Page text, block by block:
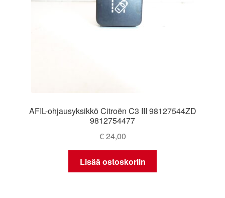
AFIL-ohjausyksikkö Citroën C3 III 98127544ZD
9812754477
€24,00
Lisää ostoskoriin